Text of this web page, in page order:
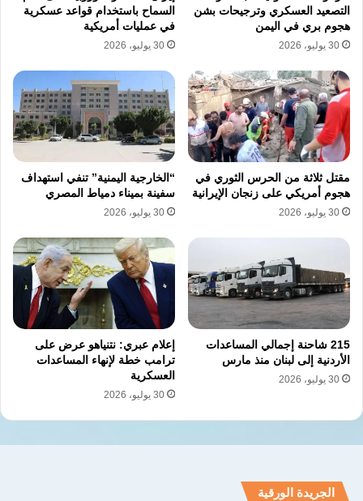
وكان موقع “أكسيوس” وشبكة “سي بي إس”
أفادا بأن الحكومة الأمريكية تدرس شن ضربات
للبقاء في واشنطن خلال عطلة نهاية هذا الأسبوع،
ما عزز التكهنات حول احتمال استئناف الضربات
الأمريكية ضد طهران.
نسخ الرابط
التصعيد العسكري وترجيحات بشن
هجوم بري في اليمن
30 يوليو، 2026
السماح باستخدام قواعد عسكرية
في عمليات أمريكية
30 يوليو، 2026
مقتل ثلاثة من الحرس الثوري في
هجوم أمريكي على زنجان الإيرانية
30 يوليو، 2026
“الخارجية اليمنية” تنفي استهداف
سفينة بميناء دمياط المصري
30 يوليو، 2026
215 شاحنة إجمالي المساعدات
الأردنية إلى لبنان منذ مارس
30 يوليو، 2026
إعلام عبري: نتنياهو عرض على
ترامب خطة لإنهاء المساعدات
العسكرية
30 يوليو، 2026
الجريدة الورقية